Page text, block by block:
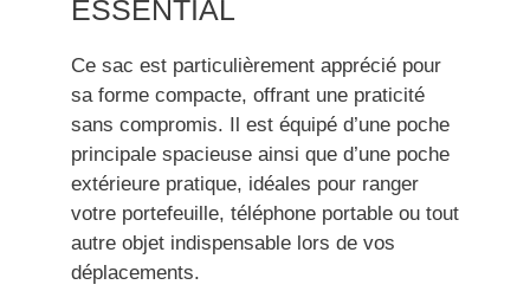
ESSENTIAL
Ce sac est particulièrement apprécié pour
sa forme compacte, offrant une praticité
sans compromis. Il est équipé d’une poche
principale spacieuse ainsi que d’une poche
extérieure pratique, idéales pour ranger
votre portefeuille, téléphone portable ou tout
autre objet indispensable lors de vos
déplacements.